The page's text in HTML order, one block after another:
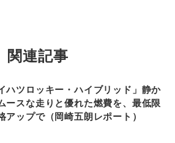
関連記事
ハツロッキー・ハイブリッド」静か
ースな走りと優れた燃費を、最低限
アップで（岡崎五朗レポート）